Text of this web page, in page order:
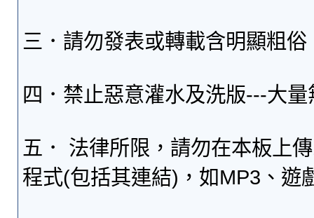
三．請勿發表或轉載含明顯粗
四．禁止惡意灌水及洗版---大
五． 法律所限，請勿在本板上
程式(包括其連結)，如MP3、遊